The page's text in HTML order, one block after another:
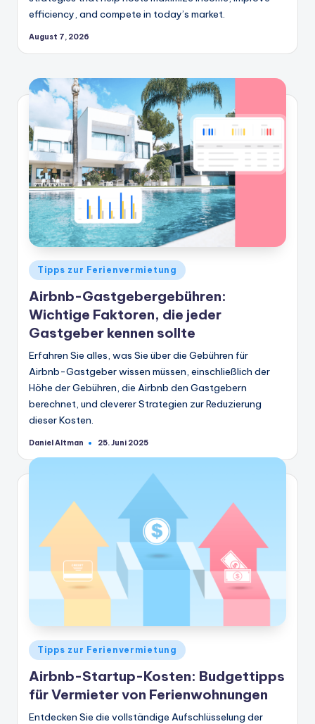
efficiency, and compete in today’s market.
August 7, 2026
Veröffentlicht
in
Tipps zur Ferienvermietung
Airbnb-Gastgebergebühren:
Wichtige Faktoren, die jeder
Gastgeber kennen sollte
Erfahren Sie alles, was Sie über die Gebühren für
Airbnb-Gastgeber wissen müssen, einschließlich der
Höhe der Gebühren, die Airbnb den Gastgebern
berechnet, und cleverer Strategien zur Reduzierung
dieser Kosten.
Geschrieben
Daniel Altman 25. Juni 2025
Veröffentlicht
in
Tipps zur Ferienvermietung
Airbnb-Startup-Kosten: Budgettipps
für Vermieter von Ferienwohnungen
Entdecken Sie die vollständige Aufschlüsselung der